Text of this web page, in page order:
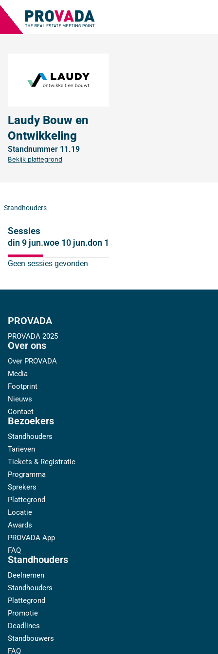
Laudy Bouw en
Ontwikkeling
Standnummer 11.19
Bekijk plattegrond
Standhouders
Sessies
din 9 jun.woe 10 jun.don 11 jun.
Geen sessies gevonden
PROVADA
PROVADA 2025
Over ons
Over PROVADA
Media
Footprint
Nieuws
Contact
Bezoekers
Standhouders
Tarieven
Tickets & Registratie
Programma
Sprekers
Plattegrond
Locatie
Awards
PROVADA App
FAQ
Standhouders
Deelnemen
Standhouders
Plattegrond
Promotie
Deadlines
Standbouwers
FAQ